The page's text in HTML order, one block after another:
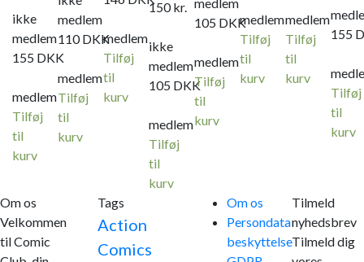
ikke
medlem
155 DKK
medlem
Tilføj
til
kurv
medlem
110DKK
medlem
Tilføj
til
kurv
medlem
Tilføj
til
kurv
150kr.
ikke
medlem
105 DKK
medlem
Tilføj
til
kurv
105 DKK
medlem
Tilføj
til
kurv
medlem
Tilføj
til
kurv
medlem
Tilføj
til
kurv
155
Tilføj
til
kurv
Om os
Velkommen
til Comic
Tags
Action
Comics
Om os
Persondata
beskyttelse
Tilmeld
nyhedsbrev
Tilmeld dig